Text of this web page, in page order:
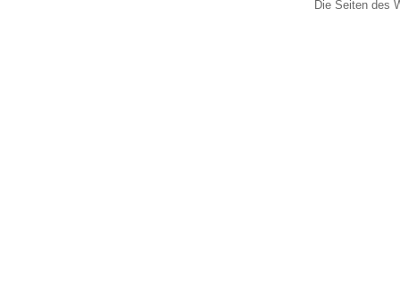
Die Seiten des